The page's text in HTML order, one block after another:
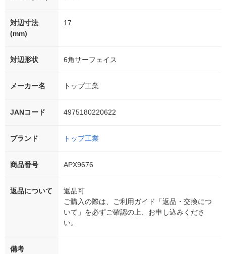
対辺寸法
(mm)
17
対辺形状 6角サーフェイス
メーカー名 トップ工業
JANコード 4975180220622
ブランド トップ工業
商品番号 APX9676
返品について
返品可
ご購入の際は、ご利用ガイド「返品・交換につ
いて」を必ずご確認の上、お申し込みくださ
い。
備考